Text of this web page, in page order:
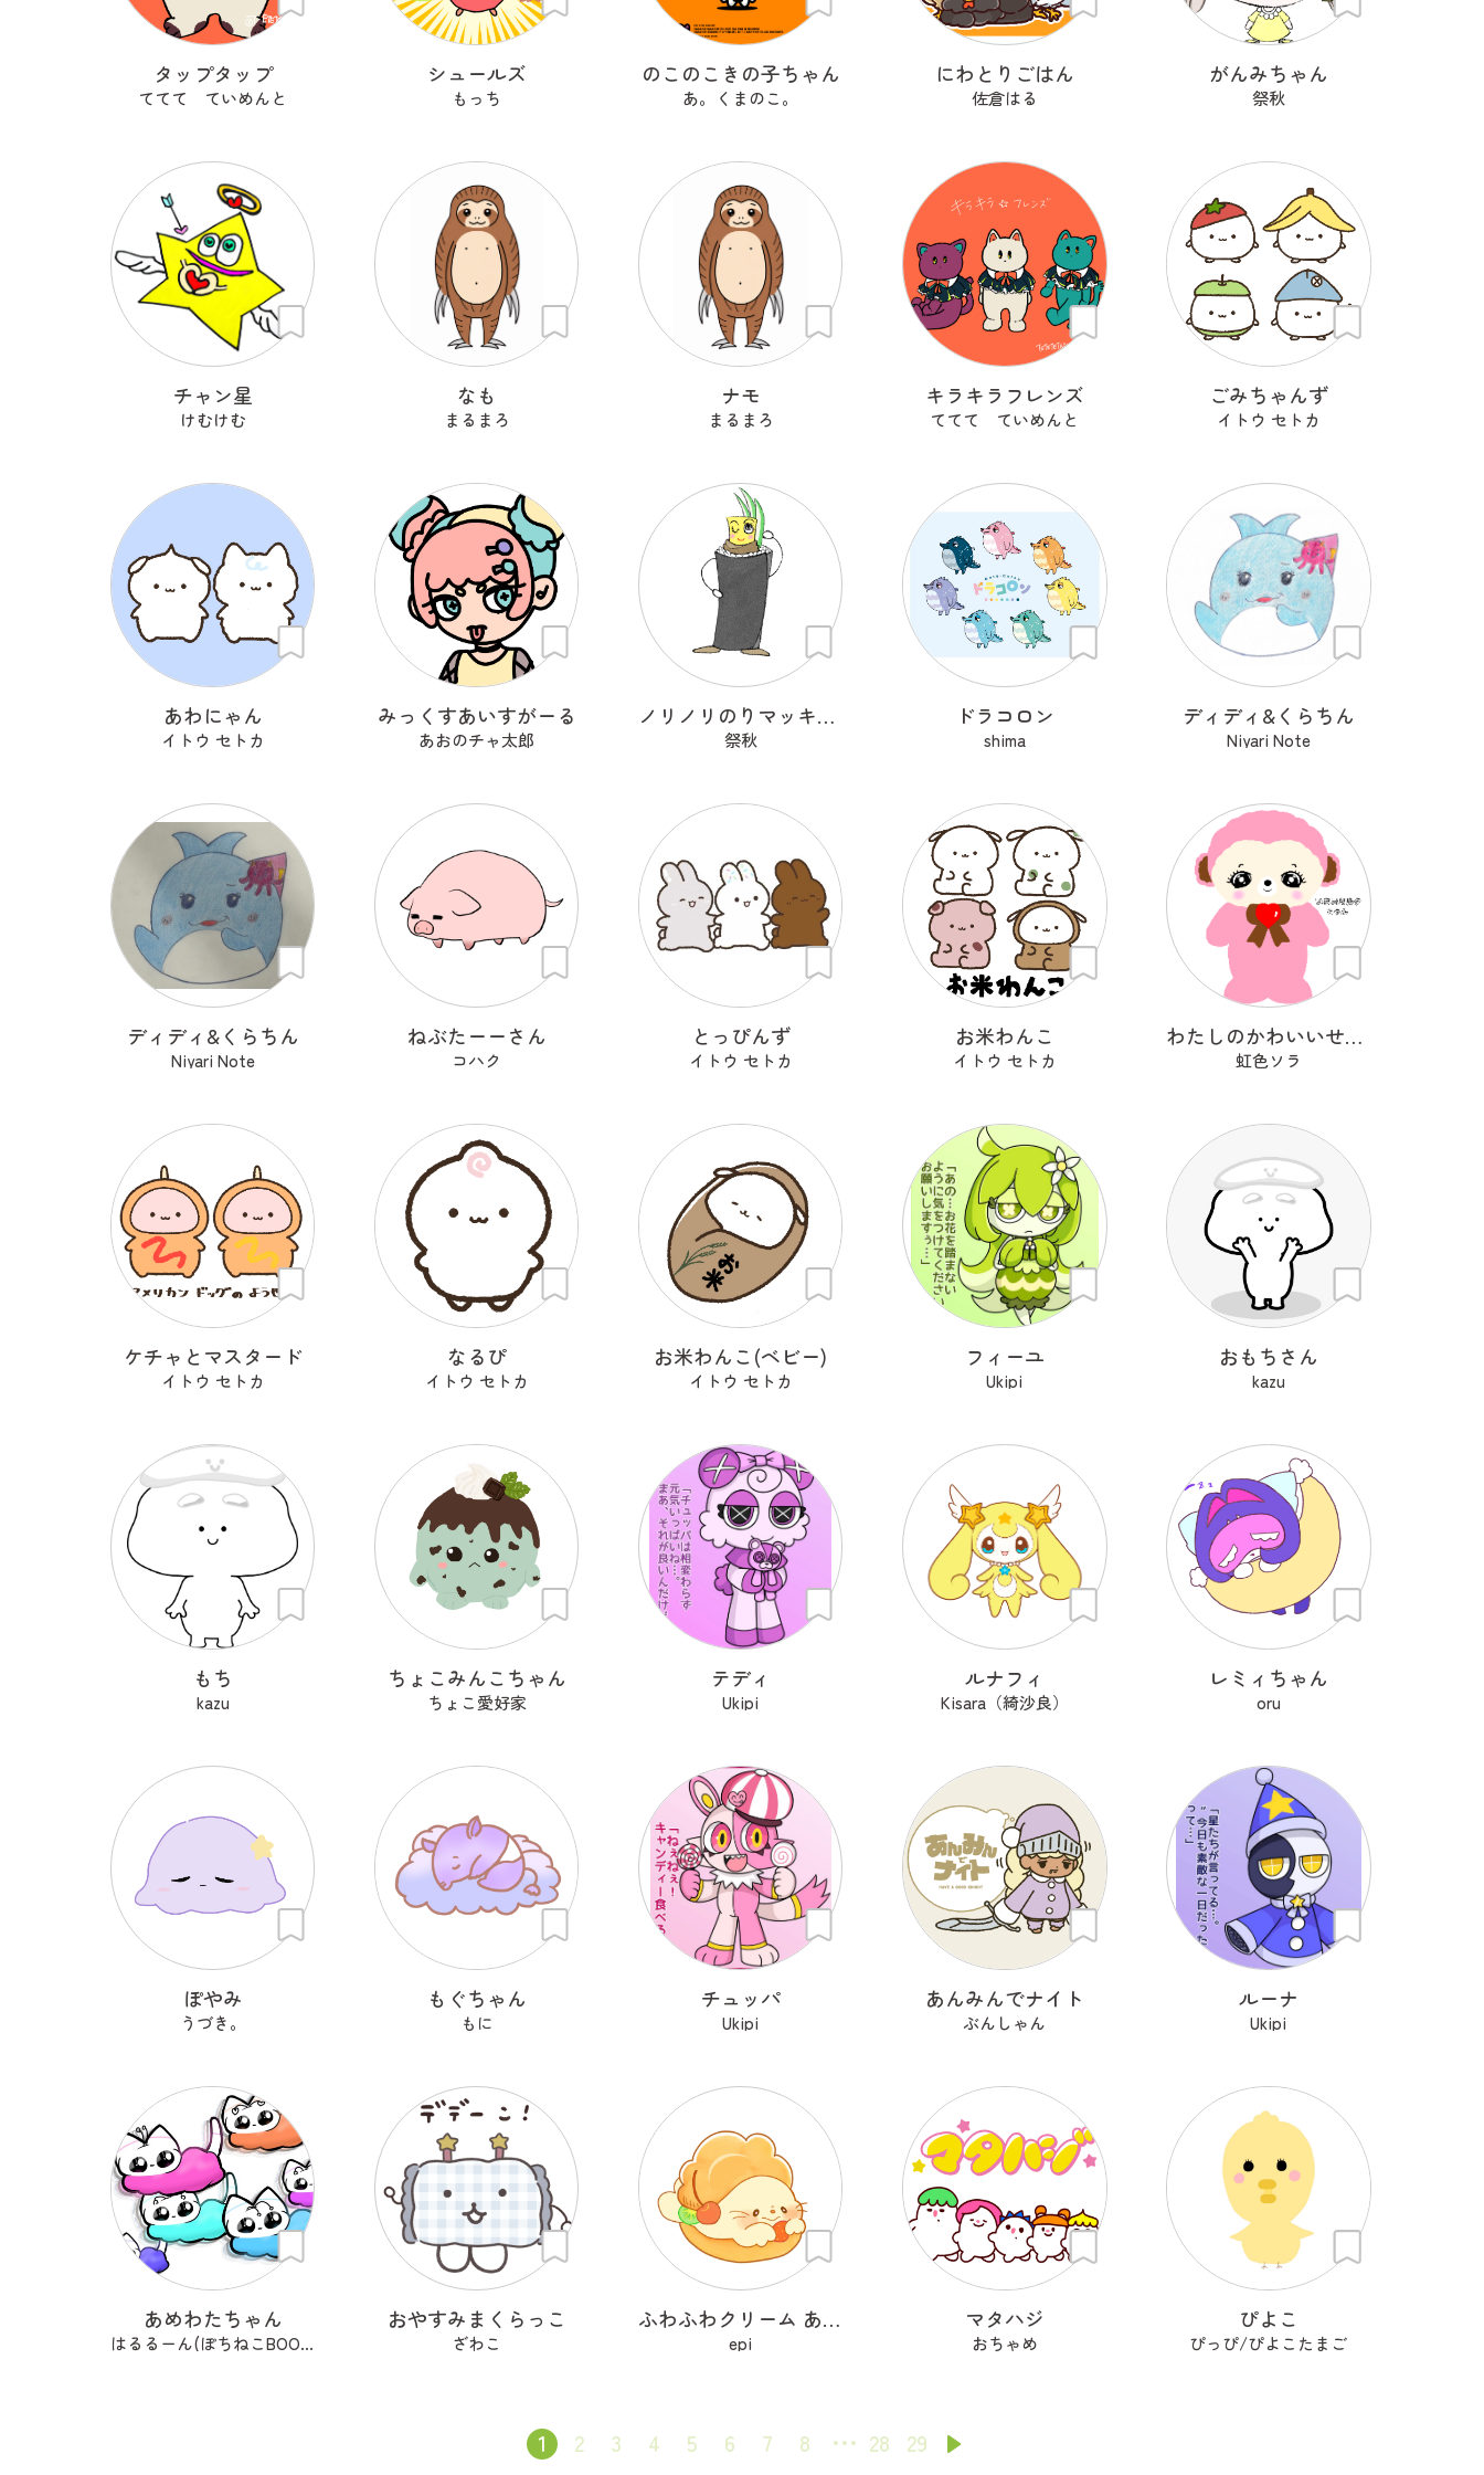
タップタップ
ててて ていめんと
シュールズ
もっち
のこのこきの子ちゃん
あ。くまのこ。
にわとりごはん
佐倉はる
がんみちゃん
祭秋
チャン星
けむけむ
なも
まるまろ
ナモ
まるまろ
キラキラフレンズ
ててて ていめんと
ごみちゃんず
イトウ セトカ
あわにゃん
イトウ セトカ
みっくすあいすがーる
あおのチャ太郎
ノリノリのりマッキーさん
祭秋
ドラコロン
shima
ディディ&くらちん
Niyari Note
ディディ&くらちん
Niyari Note
ねぶたーーさん
コハク
とっぴんず
イトウ セトカ
お米わんこ
イトウ セトカ
わたしのかわいいせかい
虹色ソラ
ケチャとマスタード
イトウ セトカ
なるぴ
イトウ セトカ
お米わんこ(ベビー)
イトウ セトカ
フィーユ
Ukipi
おもちさん
kazu
もち
kazu
ちょこみんこちゃん
ちょこ愛好家
テディ
Ukipi
ルナフィ
Kisara（綺沙良）
レミィちゃん
oru
ぽやみ
うづき。
もぐちゃん
もに
チュッパ
Ukipi
あんみんでナイト
ぶんしゃん
ルーナ
Ukipi
あめわたちゃん
はるるーん(ぽちねこBOOKS)
おやすみまくらっこ
ざわこ
ふわふわクリーム あざらシュー
epi
マタハジ
おちゃめ
ぴよこ
ぴっぴ/ぴよこたまご
1 2 3 4 5 6 7 8 28 29